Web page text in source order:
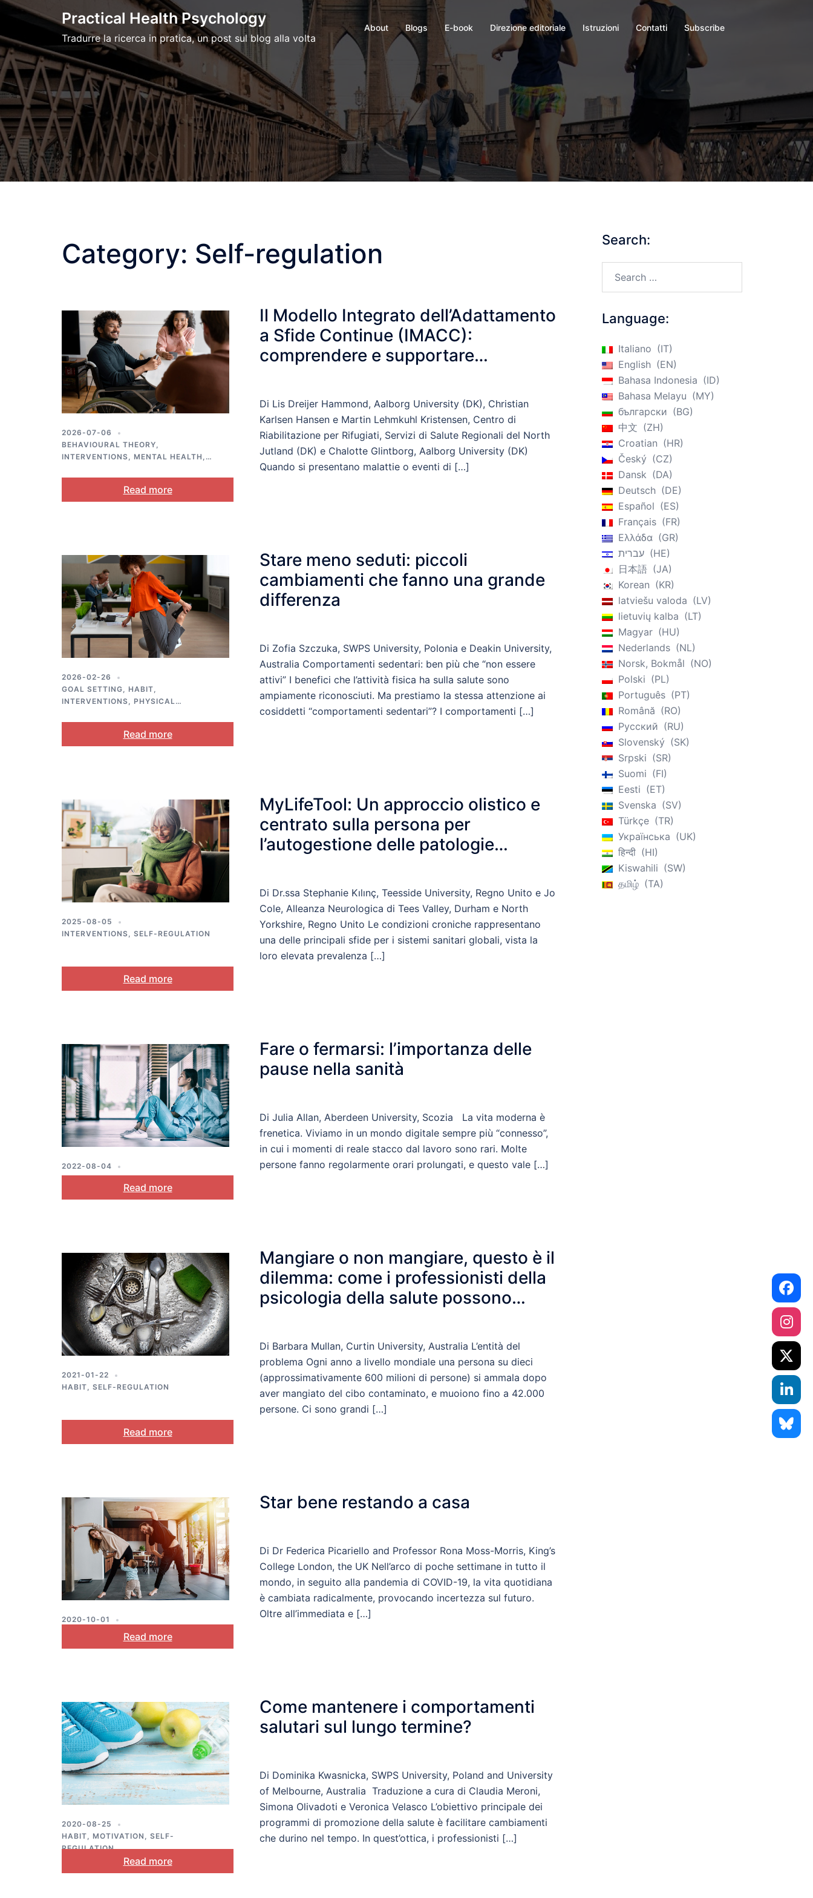
Skip
content
Practical Health Psychology
Tradurre la ricerca in pratica, un post sul blog alla volta
About Blogs E-book Direzione editoriale Istruzioni Contatti Subscribe
Category: Self-regulation
2026-07-06
BEHAVIOURAL THEORY,
INTERVENTIONS, MENTAL HEALTH ,
Il Modello Integrato dell’Adattamento
a Sfide Continue (IMACC):
comprendere e supportare
Di Lis Dreijer Hammond, Aalborg University (DK), Christian
Karlsen Hansen e Martin Lehmkuhl Kristensen, Centro di
Riabilitazione per Rifugiati, Servizi di Salute Regionali del North
Jutland (DK) e Chalotte Glintborg, Aalborg University (DK)
Quando si presentano malattie o eventi di […]
Read more
2026-02-26
GOAL SETTING, HABIT,
INTERVENTIONS, PHYSICAL
Stare meno seduti: piccoli
cambiamenti che fanno una grande
differenza
Di Zofia Szczuka, SWPS University, Polonia e Deakin University,
Australia Comportamenti sedentari: ben più che “non essere
attivi” I benefici che l’attività fisica ha sulla salute sono
ampiamente riconosciuti. Ma prestiamo la stessa attenzione ai
cosiddetti “comportamenti sedentari”? I comportamenti […]
Read more
2025-08-05
INTERVENTIONS, SELF-REGULATION
MyLifeTool: Un approccio olistico e
centrato sulla persona per
l’autogestione delle patologie
Di Dr.ssa Stephanie Kılınç, Teesside University, Regno Unito e Jo
Cole, Alleanza Neurologica di Tees Valley, Durham e North
Yorkshire, Regno Unito Le condizioni croniche rappresentano
una delle principali sfide per i sistemi sanitari globali, vista la
loro elevata prevalenza […]
Read more
2022-08-04
SELF-REGULATION,STRESS AND
Fare o fermarsi: l’importanza delle
pause nella sanità
Di Julia Allan, Aberdeen University, Scozia La vita moderna è
frenetica. Viviamo in un mondo digitale sempre più “connesso”,
in cui i momenti di reale stacco dal lavoro sono rari. Molte
persone fanno regolarmente orari prolungati, e questo vale […]
Read more
2021-01-22
HABIT, SELF-REGULATION
Mangiare o non mangiare, questo è il
dilemma: come i professionisti della
psicologia della salute possono
sicurezza alimentare?
Di Barbara Mullan, Curtin University, Australia L’entità del
problema Ogni anno a livello mondiale una persona su dieci
(approssimativamente 600 milioni di persone) si ammala dopo
aver mangiato del cibo contaminato, e muoiono fino a 42.000
persone. Ci sono grandi […]
Read more
2020-10-01
ACCEPTANCE AND COMMITMENT
GOAL SETTING,
Star bene restando a casa
Di Dr Federica Picariello and Professor Rona Moss-Morris, King’s
College London, the UK Nell’arco di poche settimane in tutto il
mondo, in seguito alla pandemia di COVID-19, la vita quotidiana
è cambiata radicalmente, provocando incertezza sul futuro.
Oltre all’immediata e […]
Read more
2020-08-25
HABIT, MOTIVATION , SELF-
REGULATION
Come mantenere i comportamenti
salutari sul lungo termine?
Di Dominika Kwasnicka, SWPS University, Poland and University
of Melbourne, Australia Traduzione a cura di Claudia Meroni,
Simona Olivadoti e Veronica Velasco L’obiettivo principale dei
programmi di promozione della salute è facilitare cambiamenti
che durino nel tempo. In quest’ottica, i professionisti […]
Read more
Search:
Language:
Italiano
IT
English
EN
Bahasa Indonesia
ID
Bahasa Melayu
MY
български
BG
中文
ZH
Croatian
HR
Český
CZ
Dansk
DA
Deutsch
DE
Español
ES
Français
FR
Ελλάδα
GR
עברית
HE
日本語
JA
Korean
KR
latviešu valoda
LV
lietuvių kalba
LT
Magyar
HU
Nederlands
NL
Norsk, Bokmål
NO
Polski
PL
Português
PT
Română
RO
Русский
RU
Slovenský
SK
Srpski
SR
Suomi
FI
Eesti
ET
Svenska
SV
Türkçe
TR
Українська
UK
हिन्दी
HI
Kiswahili
SW
தமிழ்
TA